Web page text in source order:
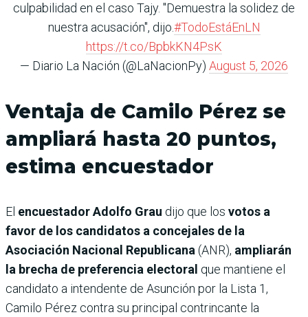
culpabilidad en el caso Tajy. "Demuestra la solidez de
nuestra acusación", dijo.#TodoEstáEnLN
https://t.co/BpbkKN4PsK
— Diario La Nación (@LaNacionPy) August 5, 2026
Ventaja de Camilo Pérez se
ampliará hasta 20 puntos,
estima encuestador
El encuestador Adolfo Grau dijo que los votos a
favor de los candidatos a concejales de la
Asociación Nacional Republicana(ANR), ampliarán
la brecha de preferencia electoral que mantiene el
candidato a intendente de Asunción por la Lista 1,
Camilo Pérez contra su principal contrincante la